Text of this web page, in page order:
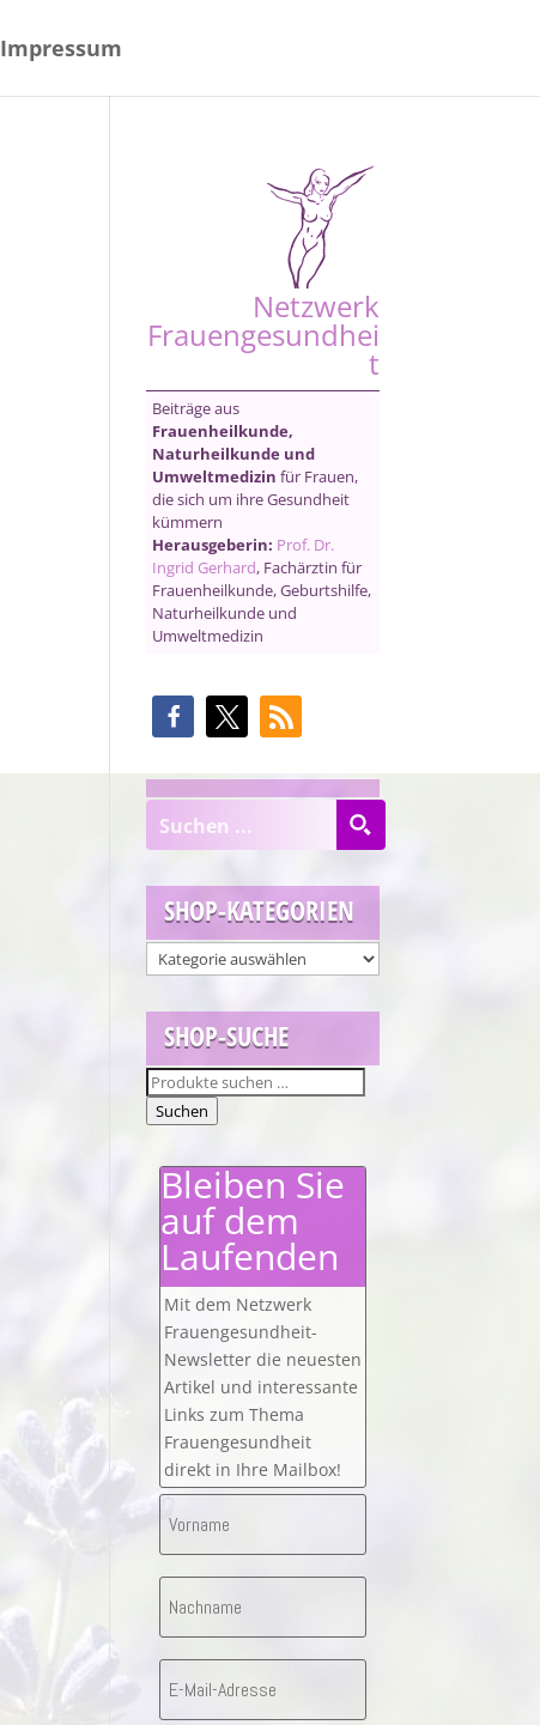
Impressum
Netzwerk
Frauengesundhei
t
Beiträge aus
Frauenheilkunde,
Naturheilkunde und
Umweltmedizin für Frauen,
die sich um ihre Gesundheit
kümmern
Herausgeberin: Prof. Dr.
Ingrid Gerhard, Fachärztin für
Frauenheilkunde, Geburtshilfe,
Naturheilkunde und
Umweltmedizin
SHOP-KATEGORIEN
SHOP-SUCHE
Suchen
nach:
Suchen
Bleiben Sie
auf dem
Laufenden
Mit dem Netzwerk
Frauengesundheit-
Newsletter die neuesten
Artikel und interessante
Links zum Thema
Frauengesundheit
direkt in Ihre Mailbox!